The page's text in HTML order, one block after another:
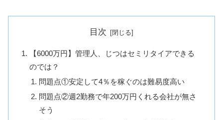
目次
【6000万円】管理人、じつはセミリタイアできる
のでは？
問題点①安定して4％を稼ぐのは難易度高い
問題点②週2勤務で年200万円くれる会社が無さ
そう